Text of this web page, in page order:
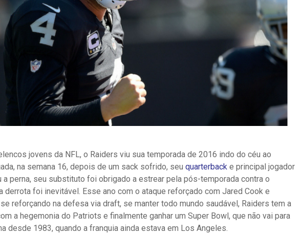
jovens da NFL, o Raiders viu sua temporada de 2016 indo do céu ao
na semana 16, depois de um sack sofrido, seu quarterback e principal jogador
a perna, seu substituto foi obrigado a estrear pela pós-temporada contra o
derrota foi inevitável. Esse ano com o ataque reforçado com Jared Cook e
reforçando na defesa via draft, se manter todo mundo saudável, Raiders tem a
a hegemonia do Patriots e finalmente ganhar um Super Bowl, que não vai para
desde 1983, quando a franquia ainda estava em Los Angeles.